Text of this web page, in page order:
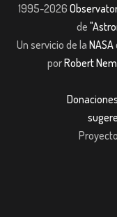
1995-2026
de
Un servicio de la NASA
porRobert
Donaciones